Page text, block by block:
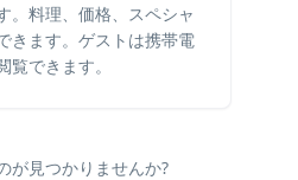
。料理、価格、スペシャ
きます。ゲストは携帯電
できます。
が見つかりませんか?